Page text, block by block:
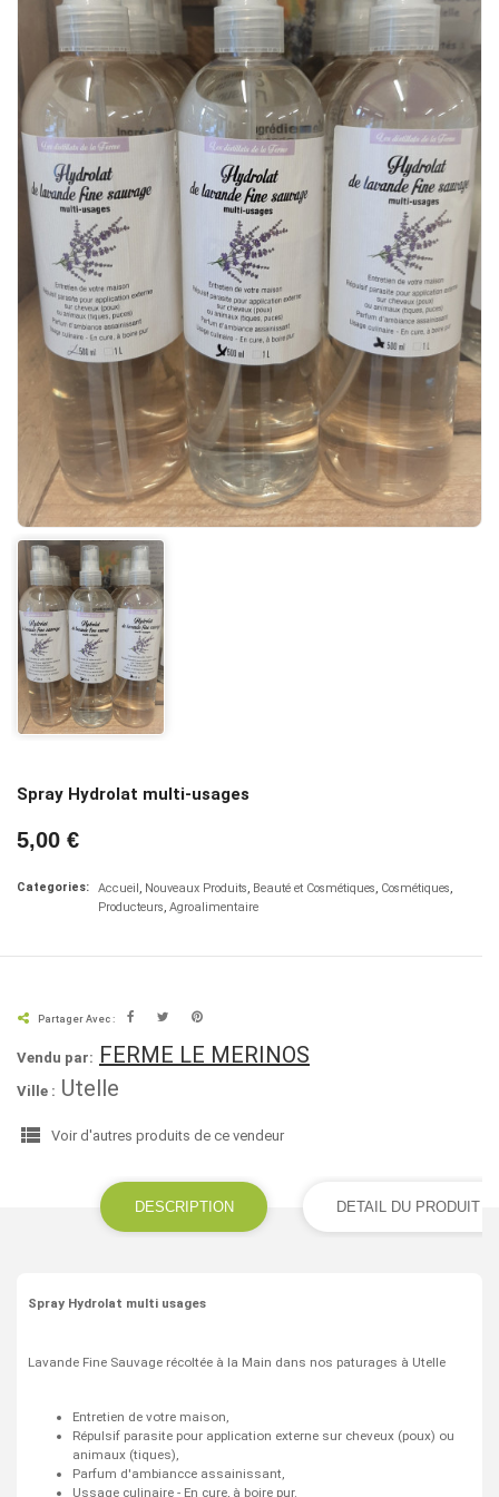
Spray Hydrolat multi-usages
5,00 €
Categories: Accueil Nouveaux Produits Beauté et Cosmétiques Cosmétiques
Producteurs Agroalimentaire
Partager Avec :
Vendu par: FERME LE MERINOS
Ville : Utelle
view_list
Voir d'autres produits de ce vendeur
DESCRIPTION DETAIL DU PRODUIT
Spray Hydrolat multi usages
Lavande Fine Sauvage récoltée à la Main dans nos paturages à Utelle
Entretien de votre maison,
Répulsif parasite pour application externe sur cheveux (poux) ou
animaux (tiques),
Parfum d'ambiancce assainissant,
Ussage culinaire - En cure, à boire pur.